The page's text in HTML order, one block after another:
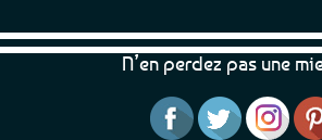
N’en perdez pas une